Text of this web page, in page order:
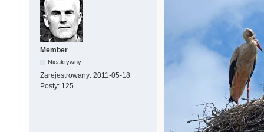
Member
Nieaktywny
Zarejestrowany: 2011-05-18
Posty: 125